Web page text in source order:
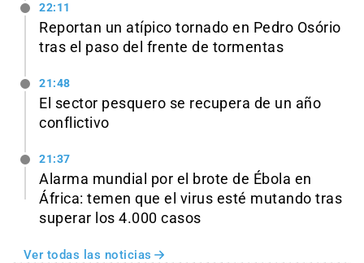
22:11
Reportan un atípico tornado en Pedro Osório
tras el paso del frente de tormentas
21:48
El sector pesquero se recupera de un año
conflictivo
21:37
Alarma mundial por el brote de Ébola en
África: temen que el virus esté mutando tras
superar los 4.000 casos
Ver todas las noticias